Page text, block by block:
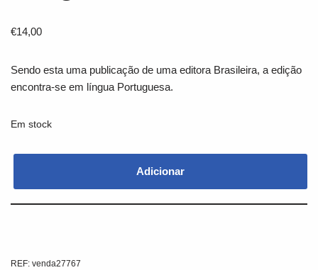
€14,00
Sendo esta uma publicação de uma editora Brasileira, a edição
encontra-se em língua Portuguesa.
Em stock
Adicionar
REF: venda27767